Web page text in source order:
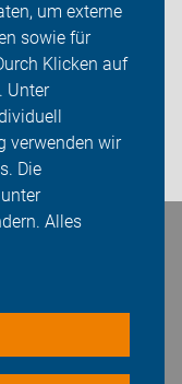
um externe
sowie für
Klicken auf
Unter
verwenden wir
Die
Alles